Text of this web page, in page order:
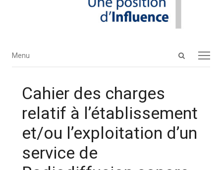
Open
Menu
Menu
Cahier des charges
relatif à l’établissement
et/ou l’exploitation d’un
service de